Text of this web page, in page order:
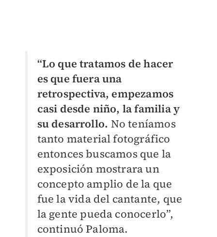
“Lo que tratamos de hacer
es que fuera una
retrospectiva, empezamos
casi desde niño, la familia y
su desarrollo. No teníamos
tanto material fotográfico
entonces buscamos que la
exposición mostrara un
concepto amplio de la que
fue la vida del cantante, que
la gente pueda conocerlo”,
continuó Paloma.